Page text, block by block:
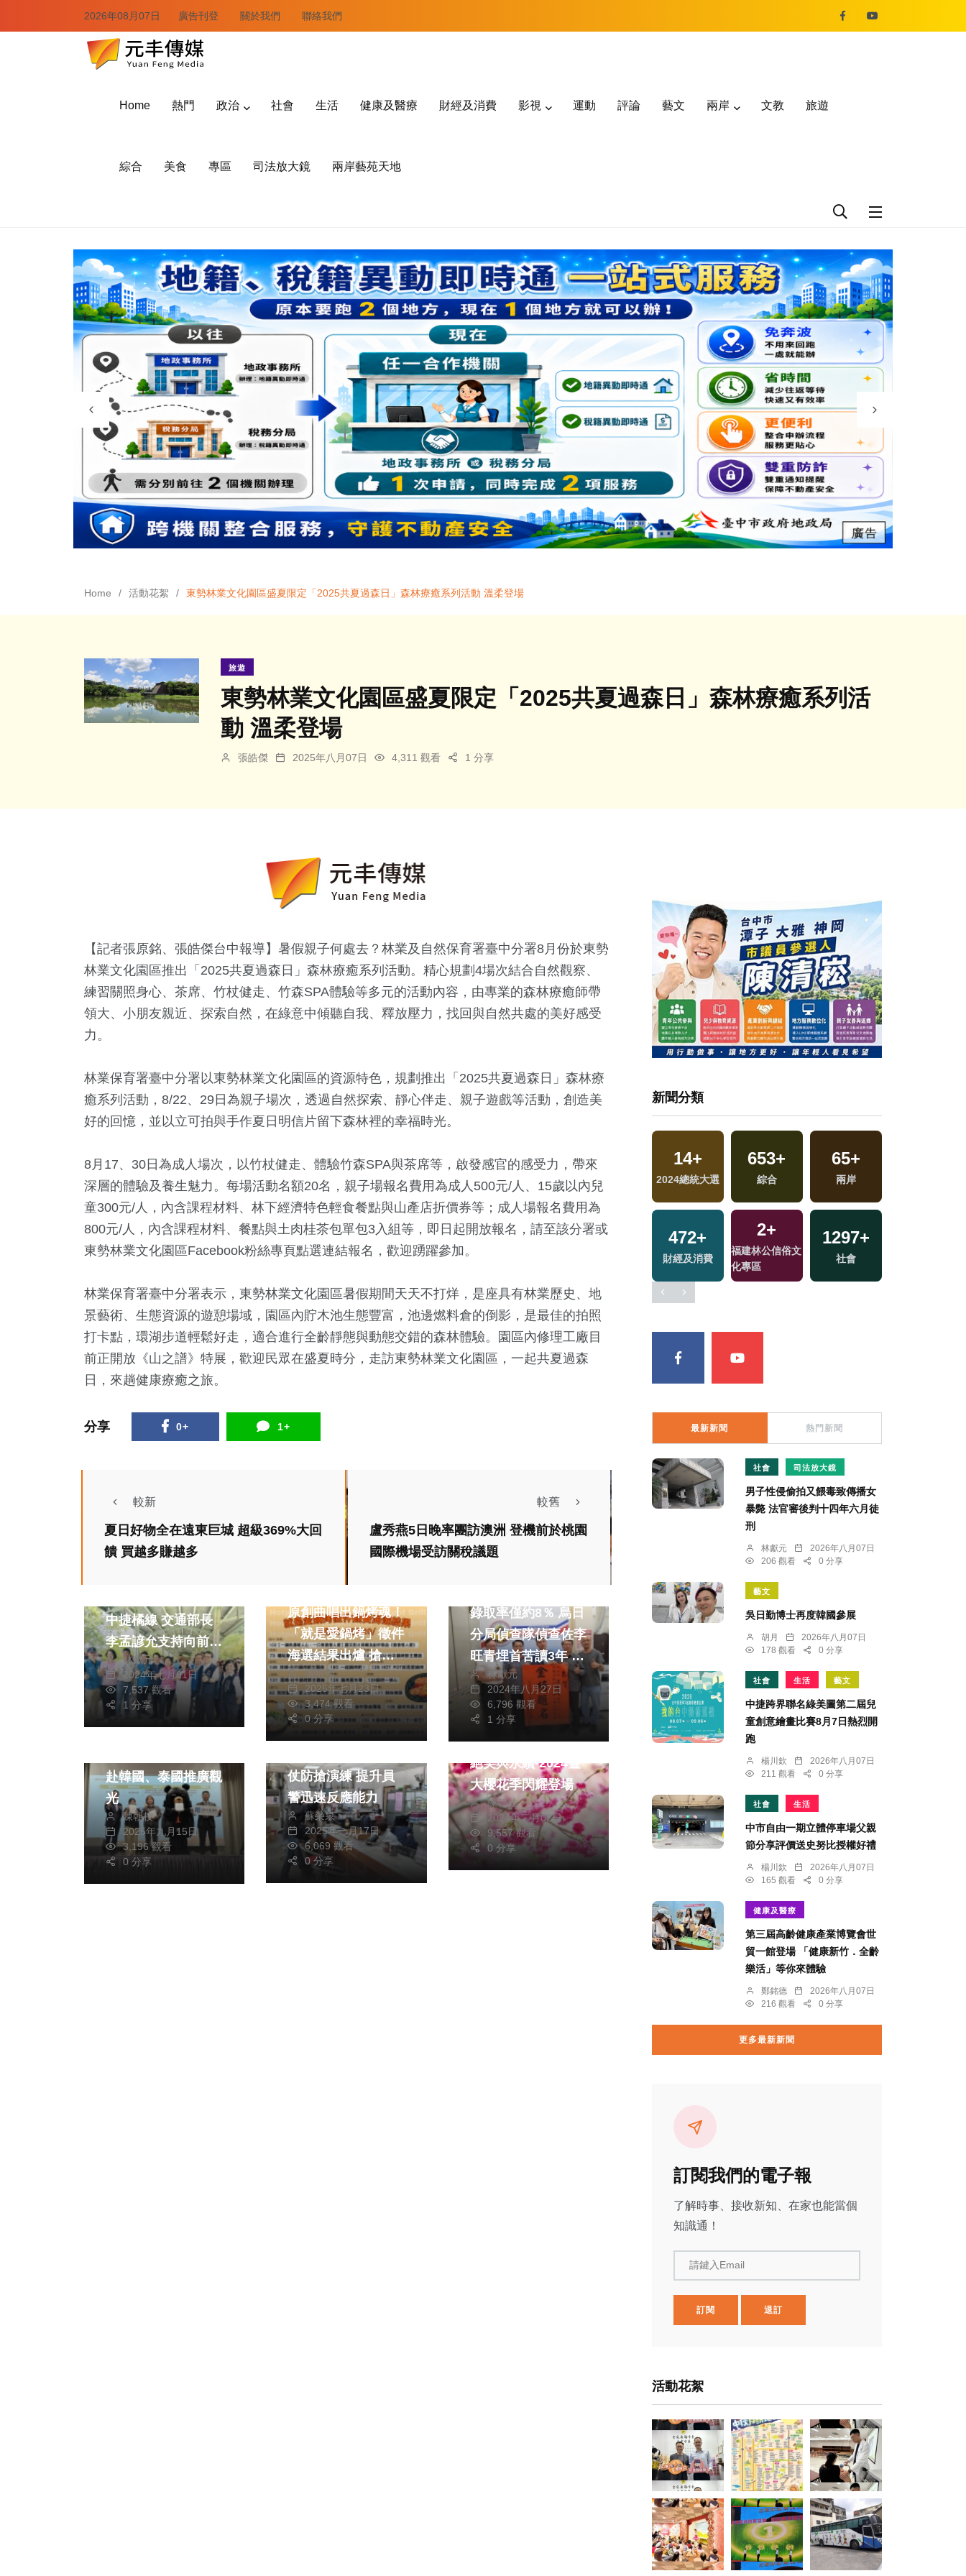
2026年08月07日 廣告刊登 關於我們 聯絡我們
Home 熱門 政治 社會 生活 健康及醫療 財經及消費 影視 運動 評論 藝文 兩岸 文教 旅遊
綜合 美食 專區 司法放大鏡 兩岸藝苑天地
Home 活動花絮 東勢林業文化園區盛夏限定「2025共夏過森日」森林療癒系列活動 溫柔登場
旅遊
東勢林業文化園區盛夏限定「2025共夏過森日」森林療癒系列活
動 溫柔登場
張皓傑 2025年八月07日 4,311 觀看 1 分享
【記者張原銘、張皓傑台中報導】暑假親子何處去？林業及自然保育署臺中分署8月份於東勢
林業文化園區推出「2025共夏過森日」森林療癒系列活動。精心規劃4場次結合自然觀察、
練習關照身心、茶席、竹杖健走、竹森SPA體驗等多元的活動內容，由專業的森林療癒師帶
領大、小朋友親近、探索自然，在綠意中傾聽自我、釋放壓力，找回與自然共處的美好感受
力。
林業保育署臺中分署以東勢林業文化園區的資源特色，規劃推出「2025共夏過森日」森林療
癒系列活動，8/22、29日為親子場次，透過自然探索、靜心伴走、親子遊戲等活動，創造美
好的回憶，並以立可拍與手作夏日明信片留下森林裡的幸福時光。
8月17、30日為成人場次，以竹杖健走、體驗竹森SPA與茶席等，啟發感官的感受力，帶來
深層的體驗及養生魅力。每場活動名額20名，親子場報名費用為成人500元/人、15歲以內兒
童300元/人，內含課程材料、林下經濟特色輕食餐點與山產店折價券等；成人場報名費用為
800元/人，內含課程材料、餐點與土肉桂茶包單包3入組等，即日起開放報名，請至該分署或
東勢林業文化園區Facebook粉絲專頁點選連結報名，歡迎踴躍參加。
林業保育署臺中分署表示，東勢林業文化園區暑假期間天天不打烊，是座具有林業歷史、地
景藝術、生態資源的遊憩場域，園區內貯木池生態豐富，池邊燃料倉的倒影，是最佳的拍照
打卡點，環湖步道輕鬆好走，適合進行全齡靜態與動態交錯的森林體驗。園區內修理工廠目
前正開放《山之譜》特展，歡迎民眾在盛夏時分，走訪東勢林業文化園區，一起共夏過森
日，來趟健康療癒之旅。
分享 0+ 1+
較新
夏日好物全在遠東巨城 超級369%大回
饋 買越多賺越多
較舊
盧秀燕5日晚率團訪澳洲 登機前於桃園
國際機場受訪關稅議題
中捷橘線 交通部長
李孟諺允支持向前推
進 林獻元
2024年七月01日
7,537 觀看
1 分享
社會
原創曲唱出鍋烤魂！
「就是愛鍋烤」徵件
海選結果出爐 搶攻
8/2初賽舞台
張皓傑
2025年七月23日
3,474 觀看
0 分享
錄取率僅約8％ 烏日
分局偵查隊偵查佐李
旺青埋首苦讀3年 考
上刑事3等特考
林獻元
2024年八月27日
6,796 觀看
1 分享
旅遊
赴韓國、泰國推廣觀
光
陳朝枝
2025年九月15日
3,196 觀看
0 分享
仗防搶演練 提升員
警迅速反應能力
蘇榮泉
2025年一月17日
6,069 觀看
0 分享
生活 健康及醫療
文教
絕美與永續-2024暨
大櫻花季閃耀登場
陳朝枝
2024年二月02日
9,557 觀看
0 分享
新聞分類
412+
旅遊
1104+
政治
+
美食
240+
藝文
21 +
司法放大鏡
11 +
演唱會
10+
綜藝
1544+
生活
兩岸道教文化交
流專區
16+
評論
4+ 63
14+
2024總統大選
653+
綜合
65+
兩岸
472+
財經及消費
2+
福建林公信俗文
化專區
1297+
社會
最新新聞 熱門新聞
社會 司法放大鏡
男子性侵偷拍又餵毒致傳播女
暴斃 法官審後判十四年六月徒
刑
林獻元
2026年八月07日
206 觀看
0 分享
藝文
吳日勤博士再度韓國參展
胡月
2026年八月07日
178 觀看
0 分享
社會 生活 藝文
中捷跨界聯名綠美圖第二屆兒
童創意繪畫比賽8月7日熱烈開
跑
楊川欽
2026年八月07日
211 觀看
0 分享
社會 生活
中市自由一期立體停車場父親
節分享評價送史努比授權好禮
楊川欽
2026年八月07日
165 觀看
0 分享
健康及醫療
第三屆高齡健康產業博覽會世
貿一館登場 「健康新竹．全齡
樂活」等你來體驗
鄭銘德
2026年八月07日
216 觀看
0 分享
更多最新新聞
訂閱我們的電子報
了解時事、接收新知、在家也能當個
知識通！
請鍵入Email
訂閱 退訂
活動花絮